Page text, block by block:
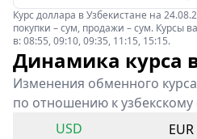
Курс доллара в Узбекистане на
покупки – сум, продажи – сум. Курсы
в: 08:55, 09:10, 09:35, 11:15, 15:15.
Динамика курса
Изменения обменного
по отношению к узбекскому
USD
EUR